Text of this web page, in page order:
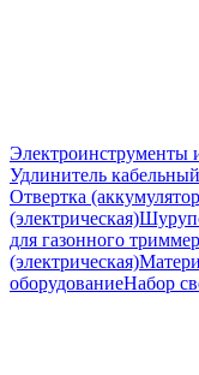
Электроинструменты
Удлинитель
Отвертка
(электрическая)
для газонного
(электрическая)
оборудованиеНабор